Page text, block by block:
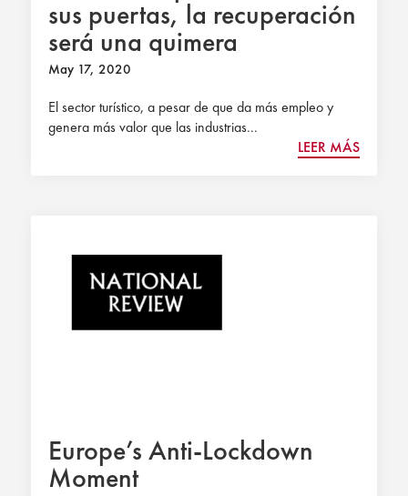
sus puertas, la recuperación
será una quimera
May 17, 2020
El sector turístico, a pesar de que da más empleo y
genera más valor que las industrias...
LEER MÁS
Europe’s Anti-Lockdown
Moment